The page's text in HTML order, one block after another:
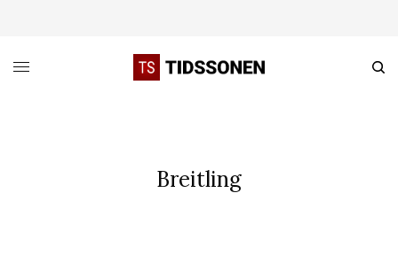
Breitling